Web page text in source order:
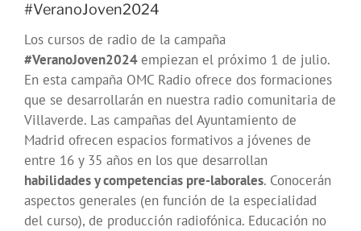
#VeranoJoven2024
Los cursos de radio de la campaña
#VeranoJoven2024 empiezan el próximo 1 de julio.
En esta campaña OMC Radio ofrece dos formaciones
que se desarrollarán en nuestra radio comunitaria de
Villaverde. Las campañas del Ayuntamiento de
Madrid ofrecen espacios formativos a jóvenes de
entre 16 y 35 años en los que desarrollan
habilidades y competencias pre-laborales. Conocerán
aspectos generales (en función de la especialidad
del curso), de producción radiofónica. Educación no